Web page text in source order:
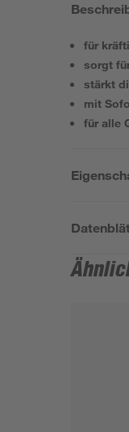
für
sorgt
stärkt
mit
für alle